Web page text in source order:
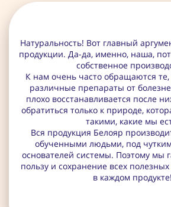
Натуральность! Вот главный
продукции. Да-да, именно, наша,
собственное
К нам очень часто обращаются
различные препараты от
плохо восстанавливается после
обратиться только к природе,
такими, какие мы
Вся продукция Белояр
обученными людьми, под
основателей системы. Поэтому мы
пользу и сохранение всех
в каждом продукте!